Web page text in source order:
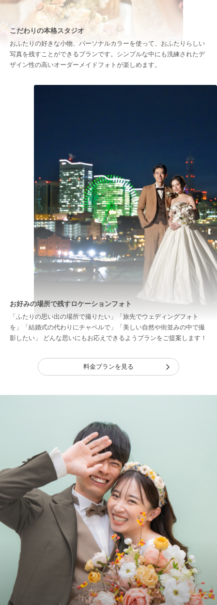
こだわりの本格スタジオ
おふたりの好きな小物、パーソナルカラーを使って、おふたりらしい
写真を残すことができるプランです。シンプルな中にも洗練されたデ
ザイン性の高いオーダーメイドフォトが楽しめます。
お好みの場所で残すロケーションフォト
「ふたりの思い出の場所で撮りたい」「旅先でウェディングフォト
を」「結婚式の代わりにチャペルで」「美しい自然や街並みの中で撮
影したい」 どんな思いにもお応えできるようプランをご提案します！
料金プランを見る